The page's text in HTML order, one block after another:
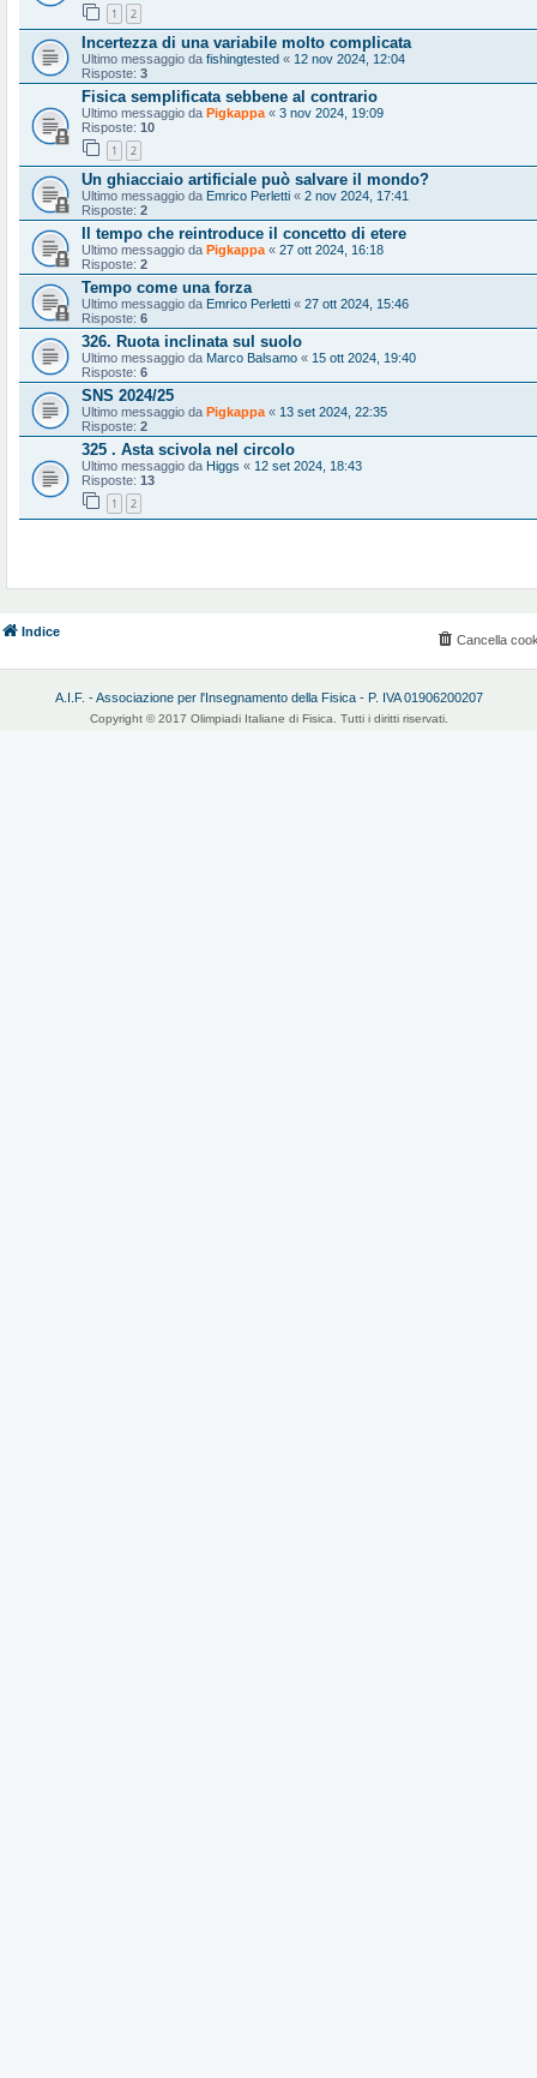
1 2
Incertezza di una variabile molto complicata
Ultimo messaggio da fishingtested « 12 nov 2024, 12:04
Risposte: 3
Fisica semplificata sebbene al contrario
Ultimo messaggio da Pigkappa« 3 nov 2024, 19:09
Risposte: 10
1 2
Un ghiacciaio artificiale può salvare il mondo?
Ultimo messaggio da Emrico Perletti « 2 nov 2024, 17:41
Risposte: 2
Il tempo che reintroduce il concetto di etere
Ultimo messaggio da Pigkappa « 27 ott 2024, 16:18
Risposte: 2
Tempo come una forza
Ultimo messaggio da Emrico Perletti « 27 ott 2024, 15:46
Risposte: 6
326. Ruota inclinata sul suolo
Ultimo messaggio da Marco Balsamo « 15 ott 2024, 19:40
Risposte: 6
SNS 2024/25
Ultimo messaggio da Pigkappa « 13 set 2024, 22:35
Risposte: 2
325 . Asta scivola nel circolo
Ultimo messaggio da Higgs « 12 set 2024, 18:43
Risposte: 13
1 2
Indice
Cancella
A.I.F. - Associazione per l'Insegnamento della Fisica - P. IVA 01906200207
Copyright © 2017 Olimpiadi Italiane di Fisica. Tutti i diritti riservati.